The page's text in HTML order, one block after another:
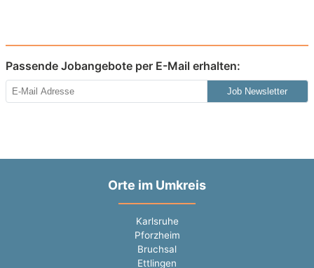
Passende Jobangebote per E-Mail erhalten:
Job Newsletter
Orte im Umkreis
Karlsruhe
Pforzheim
Bruchsal
Ettlingen